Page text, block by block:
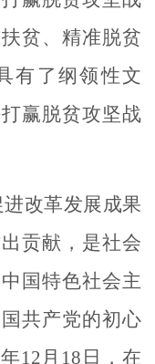
贫、精准脱贫
有了纲领性文
赢脱贫攻坚战
改革发展成果
贡献，是社会
国特色社会主
共产党的初心
年12月 18 日，在